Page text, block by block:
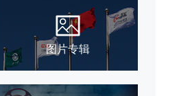
图片专辑